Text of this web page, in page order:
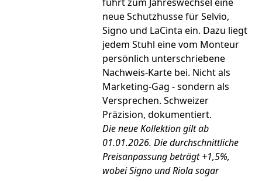
neue Schutzhusse für Selvio,
Signo und LaCinta ein. Dazu liegt
jedem Stuhl eine vom Monteur
persönlich unterschriebene
Nachweis-Karte bei. Nicht als
Marketing-Gag - sondern als
Versprechen. Schweizer
Präzision, dokumentiert.
Die neue Kollektion gilt ab
01.01.2026. Die durchschnittliche
Preisanpassung beträgt +1,5%,
wobei Signo und Riola sogar